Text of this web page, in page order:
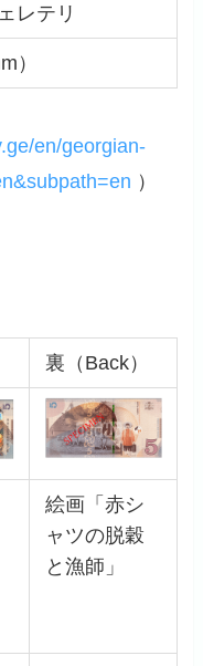
レテリ
）
en/georgian-
）
裏（Back）
絵画「赤シ
ャツの脱穀
と漁師」